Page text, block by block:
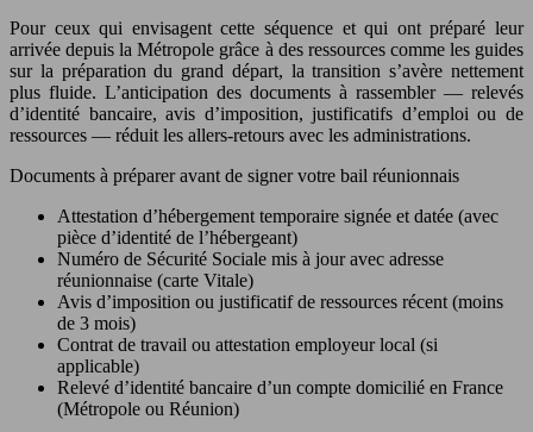
Pour ceux qui envisagent cette séquence et qui ont préparé leur
arrivée depuis la Métropole grâce à des ressources comme les guides
sur la préparation du grand départ, la transition s’avère nettement
plus fluide. L’anticipation des documents à rassembler — relevés
d’identité bancaire, avis d’imposition, justificatifs d’emploi ou de
ressources — réduit les allers-retours avec les administrations.
Documents à préparer avant de signer votre bail réunionnais
Attestation d’hébergement temporaire signée et datée (avec
pièce d’identité de l’hébergeant)
Numéro de Sécurité Sociale mis à jour avec adresse
réunionnaise (carte Vitale)
Avis d’imposition ou justificatif de ressources récent (moins
de 3 mois)
Contrat de travail ou attestation employeur local (si
applicable)
Relevé d’identité bancaire d’un compte domicilié en France
(Métropole ou Réunion)